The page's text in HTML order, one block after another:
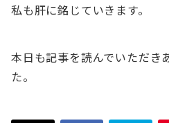
私も肝に銘じていきます。
本日も記事を読んでいただき
た。